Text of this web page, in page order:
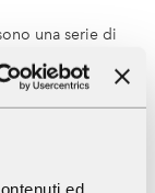
ed
una serie di
declinate anche